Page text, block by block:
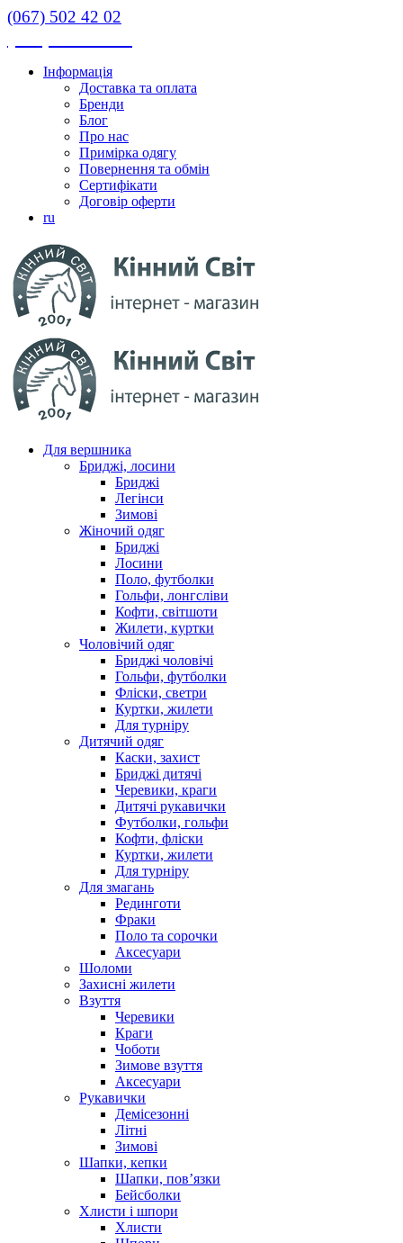
(067) 502 42 02
Інформація
Доставка та оплата
Бренди
Блог
Про нас
Примірка одягу
Повернення та обмін
Сертифікати
Договір оферти
ru
Для вершника
Бриджі, лосини
Бриджі
Легінси
Зимові
Жіночий одяг
Бриджі
Лосини
Поло, футболки
Гольфи, лонгсліви
Кофти, світшоти
Жилети, куртки
Чоловічий одяг
Бриджі чоловічі
Гольфи, футболки
Фліски, светри
Куртки, жилети
Для турніру
Дитячий одяг
Каски, захист
Бриджі дитячі
Черевики, краги
Дитячі рукавички
Футболки, гольфи
Кофти, фліски
Куртки, жилети
Для турніру
Для змагань
Рединготи
Фраки
Поло та сорочки
Аксесуари
Шоломи
Захисні жилети
Взуття
Черевики
Краги
Чоботи
Зимове взуття
Аксесуари
Рукавички
Демісезонні
Літні
Зимові
Шапки, кепки
Шапки, пов’язки
Бейсболки
Хлисти і шпори
Хлисти